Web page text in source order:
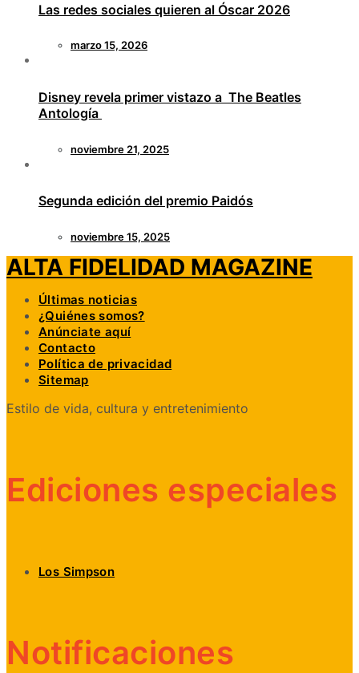
Las redes sociales quieren al Óscar 2026
marzo 15, 2026
Disney revela primer vistazo a The Beatles
Antología
noviembre 21, 2025
Segunda edición del premio Paidós
noviembre 15, 2025
ALTA FIDELIDAD MAGAZINE
Últimas noticias
¿Quiénes somos?
Anúnciate aquí
Contacto
Política de privacidad
Sitemap
Estilo de vida, cultura y entretenimiento
Ediciones especiales
Los Simpson
Notificaciones